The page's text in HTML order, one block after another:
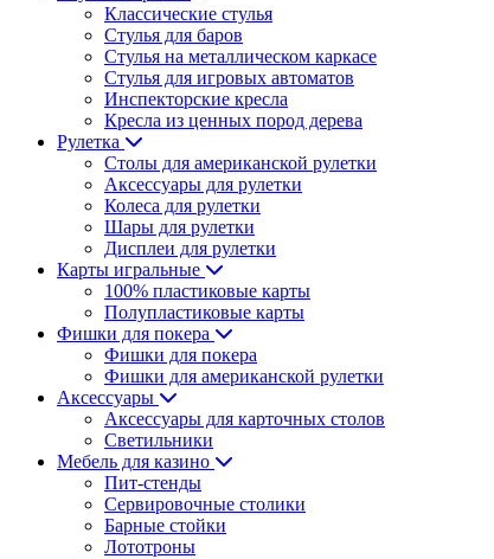
Классические стулья
Стулья для баров
Стулья на металлическом каркасе
Стулья для игровых автоматов
Инспекторские кресла
Кресла из ценных пород дерева
Рулетка
Столы для американской рулетки
Аксессуары для рулетки
Колеса для рулетки
Шары для рулетки
Дисплеи для рулетки
Карты игральные
100% пластиковые карты
Полупластиковые карты
Фишки для покера
Фишки для покера
Фишки для американской рулетки
Аксессуары
Аксессуары для карточных столов
Светильники
Мебель для казино
Пит-стенды
Сервировочные столики
Барные стойки
Лототроны